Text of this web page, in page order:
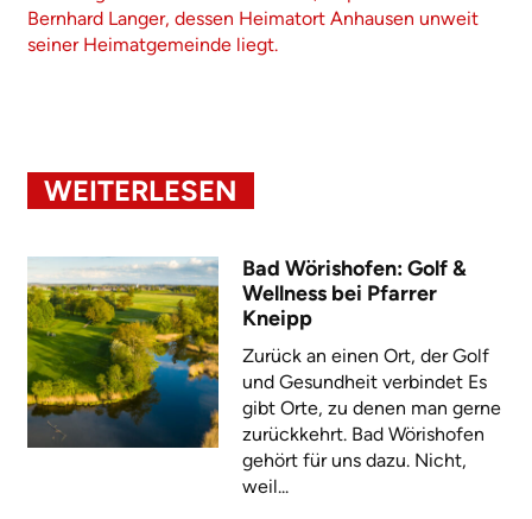
Bernhard Langer, dessen Heimatort Anhausen unweit
seiner Heimatgemeinde liegt.
WEITERLESEN
Bad Wörishofen: Golf &
Wellness bei Pfarrer
Kneipp
Zurück an einen Ort, der Golf
und Gesundheit verbindet Es
gibt Orte, zu denen man gerne
zurückkehrt. Bad Wörishofen
gehört für uns dazu. Nicht,
weil...